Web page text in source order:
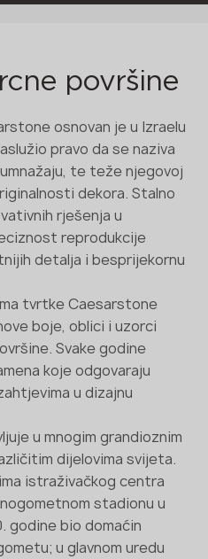
površine
osnovan je u Izraelu
pravo da se naziva
te teže njegovoj
dekora. Stalno
rješenja u
reprodukcije
detalja i besprijekornu
tvrtke Caesarstone
boje, oblici i uzorci
Svake godine
koje odgovaraju
u dizajnu
u mnogim grandioznim
dijelovima svijeta.
istraživačkog centra
stadionu u
godine bio domaćin
u glavnom uredu